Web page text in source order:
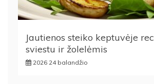
Jautienos steiko keptuvėje
sviestu ir žolelėmis
2026 24 balandžio